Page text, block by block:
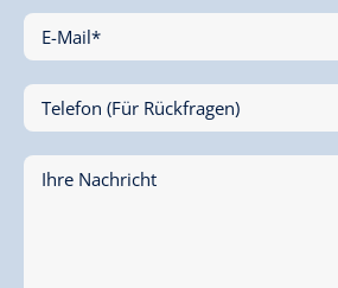
E-Mail*
Telefon (Für Rückfragen)
Ihre Nachricht